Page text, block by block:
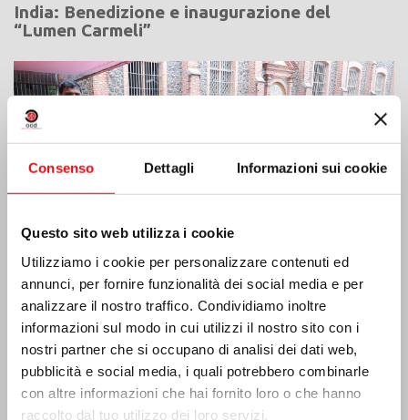
Consenso Dettagli Informazioni sui cookie
Questo sito web utilizza i cookie
Utilizziamo i cookie per personalizzare contenuti ed
annunci, per fornire funzionalità dei social media e per
analizzare il nostro traffico. Condividiamo inoltre
informazioni sul modo in cui utilizzi il nostro sito con i
nostri partner che si occupano di analisi dei dati web,
pubblicità e social media, i quali potrebbero combinarle
con altre informazioni che hai fornito loro o che hanno
raccolto dal tuo utilizzo dei loro servizi.
India: Benedizione e inaugurazione del
“Lumen Carmeli”
Costa d’Avorio: doppio Giubileo d’Argento